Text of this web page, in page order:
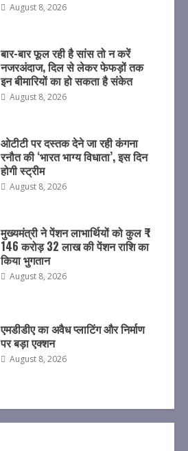
August 8, 2026
बार-बार फूल रही है सांस तो न करें
नजरअंदाज, दिल से लेकर फेफड़ों तक
इन बीमारियों का हो सकता है संकेत
August 8, 2026
ओटीटी पर दस्तक देने जा रही कंगना
रनौत की ‘भारत भाग्य विधाता’, इस दिन
होगी स्ट्रीम
August 8, 2026
मुख्यमंत्री ने पेंशन लाभार्थियों को कुल ₹
146 करोड़ 32 लाख की पेंशन राशि का
किया भुगतान
August 8, 2026
एमडीडीए का अवैध प्लाटिंग और निर्माण
पर बड़ा एक्शन
August 8, 2026